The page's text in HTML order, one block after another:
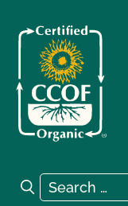
Search for:
Search